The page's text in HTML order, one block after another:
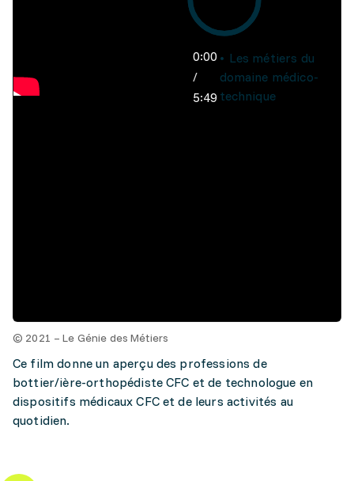
0:00
/
5:49
Les métiers du
domaine médico-
technique
© 2021 – Le Génie des Métiers
Ce film donne un aperçu des professions de
bottier/ière-orthopédiste CFC et de technologue en
dispositifs médicaux CFC et de leurs activités au
quotidien.